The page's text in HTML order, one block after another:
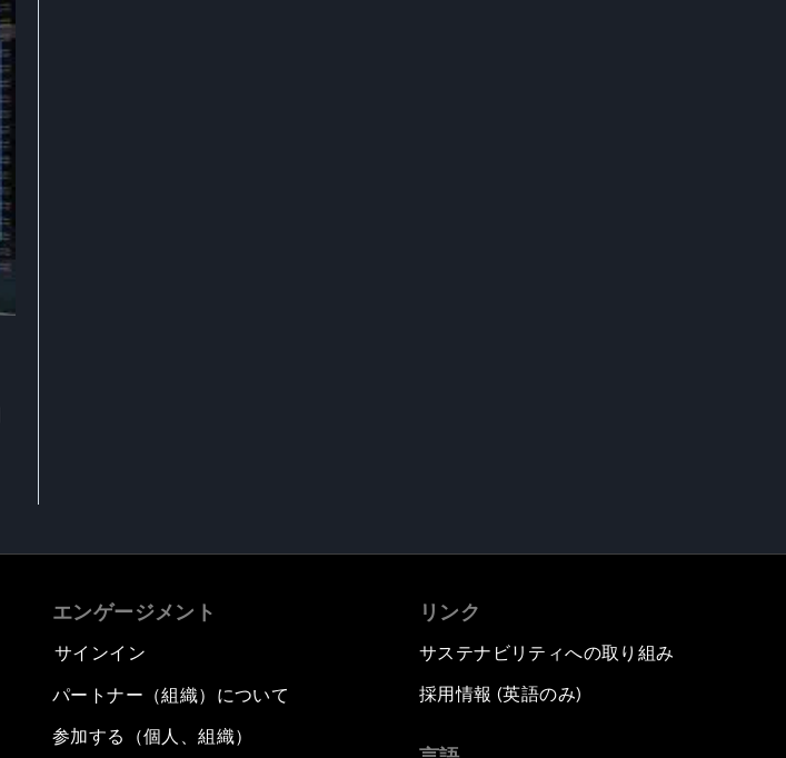
エンゲージメント
サインイン
パートナー（組織）について
参加する（個人、組織）
リンク
サステナビリティへの取り組み
採用情報 (英語のみ)